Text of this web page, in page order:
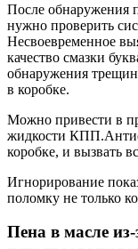
После обнаружения
нужно проверить
Несвоевременное
качество смазки
обнаружения
в коробке.
Можно привести в
жидкости
коробке, и вызвать
Игнорирование
поломку не только
Пена в масле